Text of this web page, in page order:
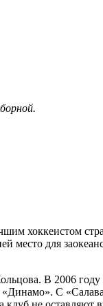
хоккеистом
место для
В 2006
С